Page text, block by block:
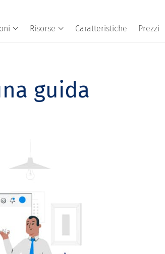
Risorse Caratteristiche Prezzi
guida